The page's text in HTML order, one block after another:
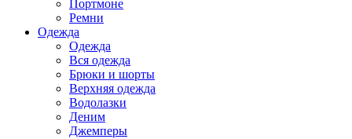
Портмоне
Ремни
Одежда
Одежда
Вся одежда
Брюки и шорты
Верхняя одежда
Водолазки
Деним
Джемперы